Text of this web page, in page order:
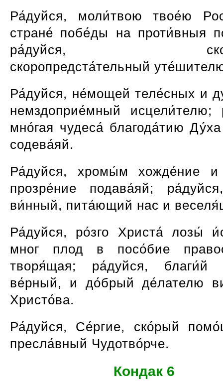
Ра́дуйся, моли́твою твое́ю
стране́ побе́ды на проти́вныя
ра́дуйся,
скоропредста́тельный
Ра́дуйся, не́мощей теле́сных и
немздоприе́мный исцели́телю;
мно́гая чудеса́ благода́тию
содева́яй.
Ра́дуйся, хромы́м хожде́ние
прозре́ние подава́яй;
ви́нный, пита́ющий нас и
Ра́дуйся, ро́зго Христа́ лозы́
мног плод в посо́бие
творя́щая; ра́дуйся,
ве́рный, и до́брый де́лателю
Христо́ва.
Ра́дуйся, Се́ргие, ско́рый
пресла́вный Чудотво́рче.
Кондак 6